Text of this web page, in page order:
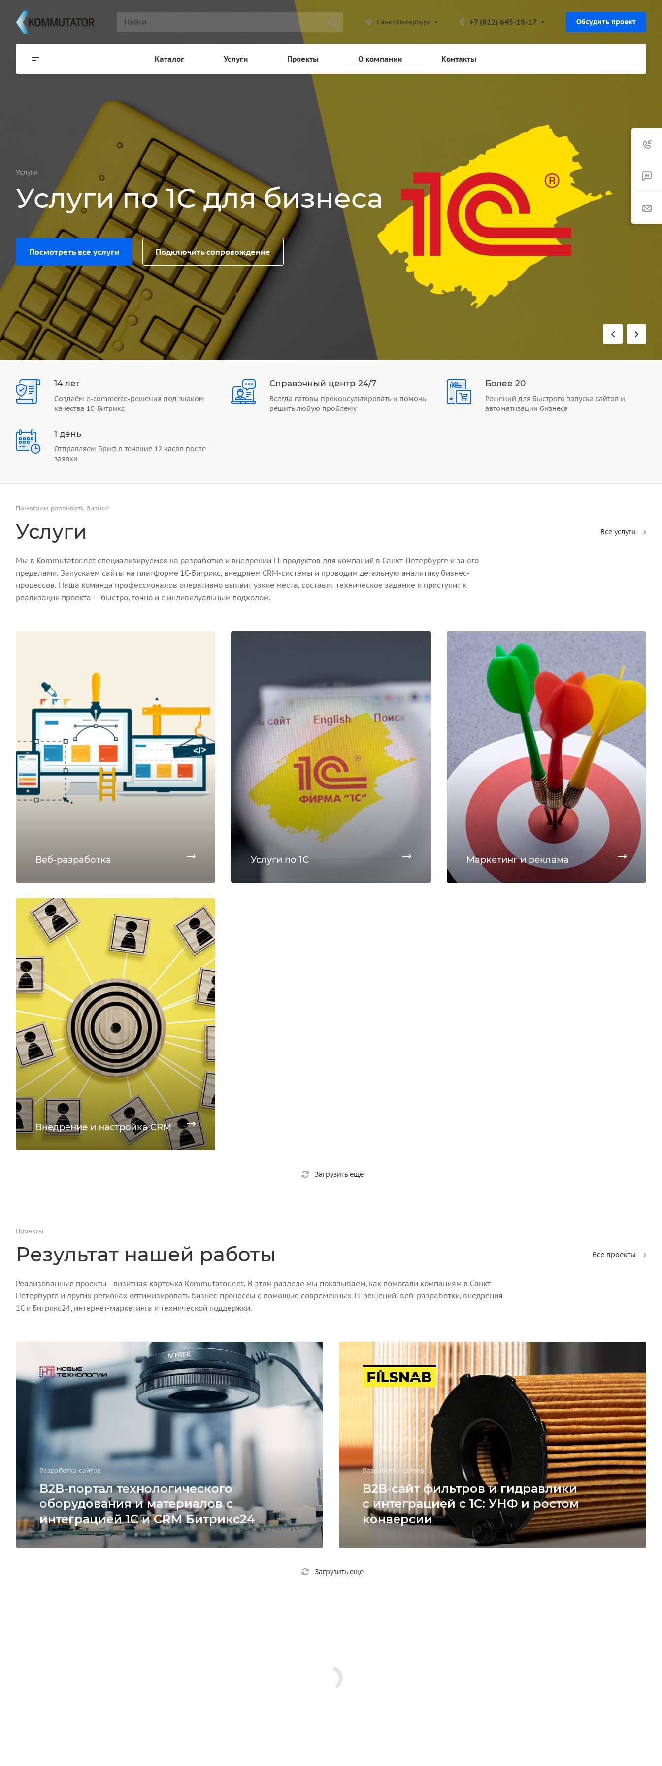
Санкт-Петербург +7 (812) 645-18-17 Обсудить проект
Каталог Услуги Проекты О компании Контакты
Услуги
Услуги по 1С для бизнеса
Посмотреть все услуги Подключить сопровождение
14 лет
Создаём e-commerce-решения под знаком
качества 1С-Битрикс
Справочный центр 24/7
Всегда готовы проконсультировать и помочь
решить любую проблему
Более 20
Решений для быстрого запуска сайтов и
автоматизации бизнеса
1 день
Отправляем бриф в течение 12 часов после
заявки
Помогаем развивать бизнес
Услуги Все услуги
Мы в Kommutator.net специализируемся на разработке и внедрении IT-продуктов для компаний в Санкт-Петербурге и за его
пределами. Запускаем сайты на платформе 1С-Битрикс, внедряем CRM-системы и проводим детальную аналитику бизнес-
процессов. Наша команда профессионалов оперативно выявит узкие места, составит техническое задание и приступит к
реализации проекта — быстро, точно и с индивидуальным подходом.
Веб-разработка Услуги по 1С Маркетинг и реклама
Внедрение и настройка CRM
Загрузить еще
Проекты
Результат нашей работы Все проекты
Реализованные проекты - визитная карточка Kommutator.net. В этом разделе мы показываем, как помогали компаниям в Санкт-
Петербурге и других регионах оптимизировать бизнес-процессы с помощью современных IT-решений: веб-разработки, внедрения
1С и Битрикс24, интернет-маркетинга и технической поддержки.
Разработка сайтов
B2B-портал технологического
оборудования и материалов с
интеграцией 1С и CRM Битрикс24
Разработка сайтов
B2B-сайт фильтров и гидравлики
с интеграцией с 1С: УНФ и ростом
конверсии
Загрузить еще